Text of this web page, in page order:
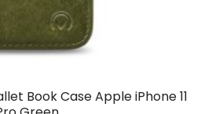
Book Case Apple iPhone 11